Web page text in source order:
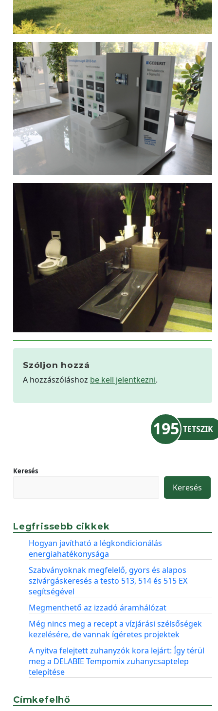
Szóljon hozzá
A hozzászóláshoz be kell jelentkezni.
195 TETSZIK
Keresés
Keresés
Legfrissebb cikkek
Hogyan javítható a légkondicionálás
energiahatékonysága
Szabványoknak megfelelő, gyors és alapos
szivárgáskeresés a testo 513, 514 és 515 EX
segítségével
Megmenthető az izzadó áramhálózat
Még nincs meg a recept a vízjárási szélsőségek
kezelésére, de vannak ígéretes projektek
A nyitva felejtett zuhanyzók kora lejárt: Így térül
meg a DELABIE Tempomix zuhanycsaptelep
telepítése
Címkefelhő